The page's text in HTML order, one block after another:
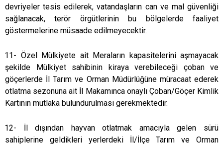
devriyeler tesis edilerek, vatandaşların can ve mal güvenliği
sağlanacak, terör örgütlerinin bu bölgelerde faaliyet
göstermelerine müsaade edilmeyecektir.
11- Özel Mülkiyete ait Meraların kapasitelerini aşmayacak
şekilde Mülkiyet sahibinin kiraya verebileceği çoban ve
göçerlerde İl Tarım ve Orman Müdürlüğüne müracaat ederek
otlatma sezonuna ait İl Makamınca onaylı Çoban/Göçer Kimlik
Kartının mutlaka bulundurulması gerekmektedir.
12- İl dışından hayvan otlatmak amacıyla gelen sürü
sahiplerine geldikleri yerlerdeki İl/İlçe Tarım ve Orman